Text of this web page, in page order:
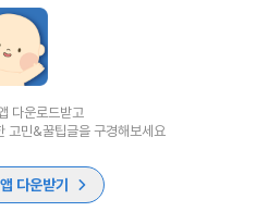
다운로드받고
고민&꿀팁글을 구경해보세요
다운받기